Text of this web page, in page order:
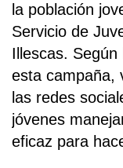
la población
Servicio de
Illescas.
esta campaña,
las redes
jóvenes
eficaz para